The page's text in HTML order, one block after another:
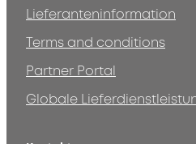
Lieferanteninformation
Terms and conditions
Partner Portal
Globale